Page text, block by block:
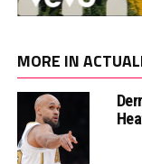
MORE IN